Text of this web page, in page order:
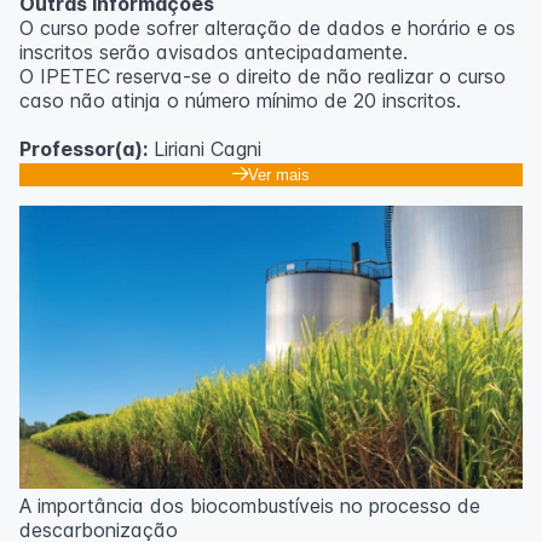
O curso pode sofrer alteração de dados e horário e os
inscritos serão avisados ​​antecipadamente.
O IPETEC reserva-se o direito de não realizar o curso
caso não atinja o número mínimo de 20 inscritos.
Professor(a): Liriani Cagni
Ver mais
A importância dos biocombustíveis no processo de
descarbonização